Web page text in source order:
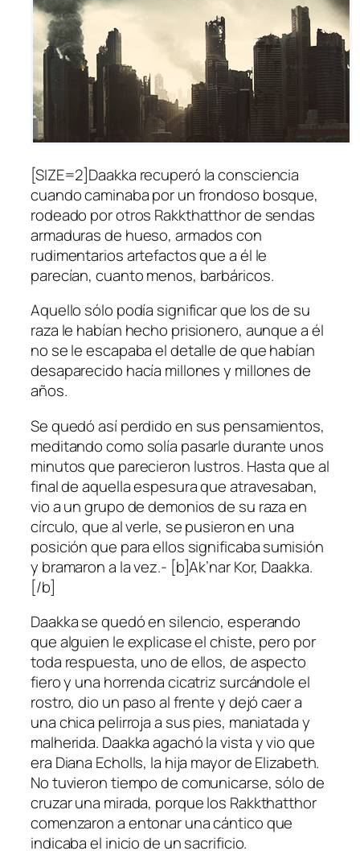
[SIZE=2]Daakka recuperó la consciencia
cuando caminaba por un frondoso bosque,
rodeado por otros Rakkthatthor de sendas
armaduras de hueso, armados con
rudimentarios artefactos que a él le
parecían, cuanto menos, barbáricos.
Aquello sólo podía significar que los de su
raza le habían hecho prisionero, aunque a él
no se le escapaba el detalle de que habían
desaparecido hacía millones y millones de
años.
Se quedó así perdido en sus pensamientos,
meditando como solía pasarle durante unos
minutos que parecieron lustros. Hasta que al
final de aquella espesura que atravesaban,
vio a un grupo de demonios de su raza en
círculo, que al verle, se pusieron en una
posición que para ellos significaba sumisión
y bramaron a la vez.- [b]Ak’nar Kor, Daakka.
[/b]
Daakka se quedó en silencio, esperando
que alguien le explicase el chiste, pero por
toda respuesta, uno de ellos, de aspecto
fiero y una horrenda cicatriz surcándole el
rostro, dio un paso al frente y dejó caer a
una chica pelirroja a sus pies, maniatada y
malherida. Daakka agachó la vista y vio que
era Diana Echolls, la hija mayor de Elizabeth.
No tuvieron tiempo de comunicarse, sólo de
cruzar una mirada, porque los Rakkthatthor
comenzaron a entonar una cántico que
indicaba el inicio de un sacrificio.